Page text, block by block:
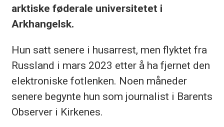
arktiske føderale universitetet i
Arkhangelsk.
Hun satt senere i husarrest, men flyktet fra
Russland i mars 2023 etter å ha fjernet den
elektroniske fotlenken. Noen måneder
senere begynte hun som journalist i Barents
Observer i Kirkenes.